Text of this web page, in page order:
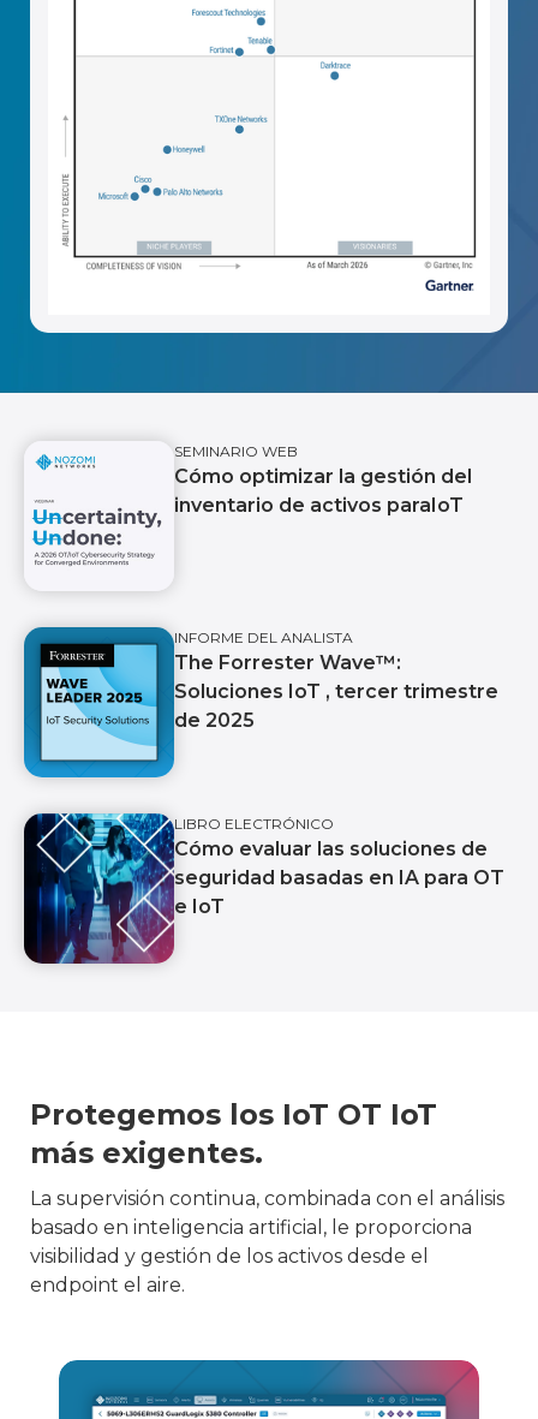
SEMINARIO WEB
Cómo optimizar la gestión del
inventario de activos paraIoT
INFORME DEL ANALISTA
The Forrester Wave™️:
Soluciones IoT , tercer trimestre
de 2025
LIBRO ELECTRÓNICO
Cómo evaluar las soluciones de
seguridad basadas en IA para OT
e IoT
Protegemos los IoT OT IoT
más exigentes.
La supervisión continua, combinada con el análisis
basado en inteligencia artificial, le proporciona
visibilidad y gestión de los activos desde el
endpoint el aire.